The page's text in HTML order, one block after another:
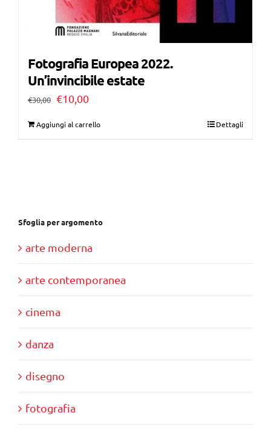
Fotografia Europea 2022.
Un’invincibile estate
€30,00 Il
€10,00Il
Aggiungi al carrello Dettagli
Sfoglia per argomento
arte moderna
arte contemporanea
cinema
danza
disegno
fotografia